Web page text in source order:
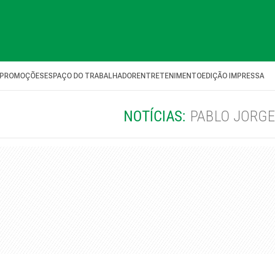
PROMOÇÕESESPAÇO DO TRABALHADORENTRETENIMENTOEDIÇÃO IMPRESSA
NOTÍCIAS: PABLO JORGE